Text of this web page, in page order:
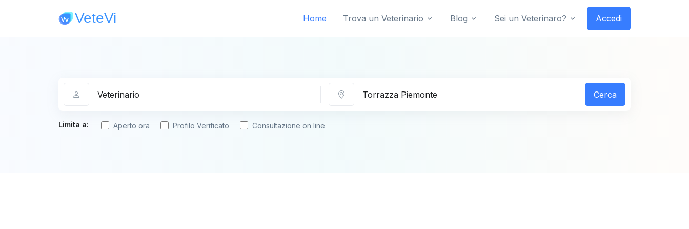
Home Trova un Veterinario Blog Sei un Veterinaro? Accedi
Cerca
Limita a: Aperto ora Profilo Verificato Consultazione on line